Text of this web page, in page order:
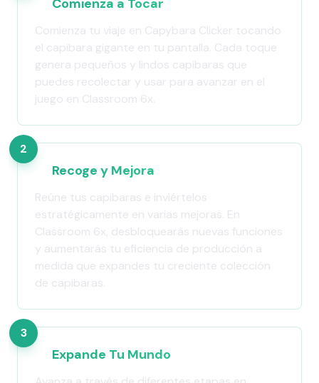
Comienza a Tocar
Comienza tu viaje en Capybara Clicker tocando
el capibara gigante en tu pantalla. Cada toque
genera pequeños y lindos capibaras que
puedes recolectar y usar para avanzar en el
juego en Classroom 6x.
2
Recoge y Mejora
Reúne tus capibaras e inviértelos
estratégicamente en varias mejoras. En
Classroom 6x, desbloquearás nuevas funciones
y aumentarás tu eficiencia de producción a
medida que expandes tu creciente colección
de capibaras.
3
Expande Tu Mundo